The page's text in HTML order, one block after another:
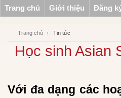
Trang chủ Giới thiệu Đăng
Trang chủ Tin tức
Học sinh Asian
Với đa dạng các